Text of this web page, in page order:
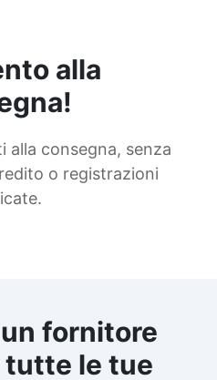
alla
alla consegna, senza
o registrazioni
fornitore
le tue